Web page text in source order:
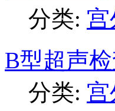
分类: 宫
B型超声
分类: 宫